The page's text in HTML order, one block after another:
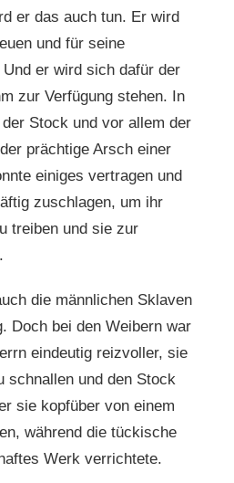
er das auch tun. Er wird
und für seine
er wird sich dafür der
zur Verfügung stehen. In
Stock und vor allem der
prächtige Arsch einer
einiges vertragen und
zuschlagen, um ihr
treiben und sie zur
die männlichen Sklaven
Doch bei den Weibern war
eindeutig reizvoller, sie
schnallen und den Stock
sie kopfüber von einem
während die tückische
Werk verrichtete.